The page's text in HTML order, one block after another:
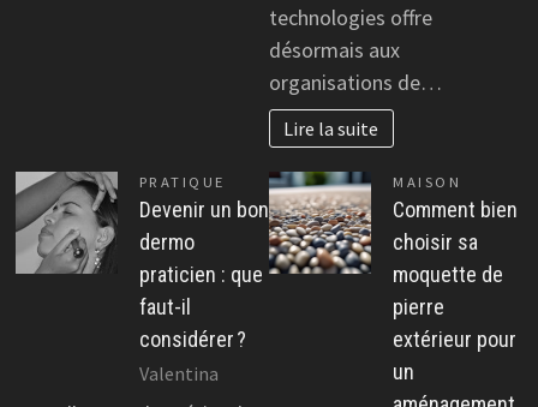
technologies offre
désormais aux
organisations de…
Lire la suite
PRATIQUE
Devenir un bon
dermo
praticien : que
faut-il
considérer ?
Valentina
MAISON
Comment bien
choisir sa
moquette de
pierre
extérieur pour
un